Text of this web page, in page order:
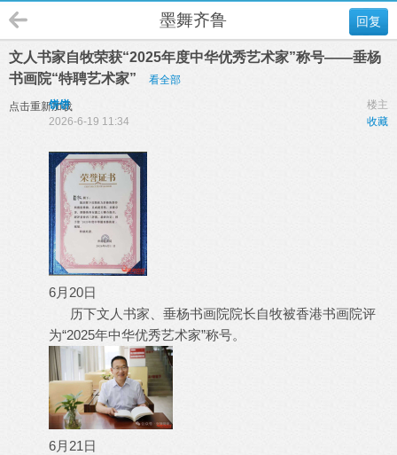
回复
墨舞齐鲁
文人书家自牧荣获“2025年度中华优秀艺术家”称号——垂杨
书画院“特聘艺术家”
看全部
点击重新加载 楼主
饼饼
收藏
2026-6-19 11:34
6月20日
历下文人书家、垂杨书画院院长自牧被香港书画院评
为“2025年中华优秀艺术家”称号。
6月21日